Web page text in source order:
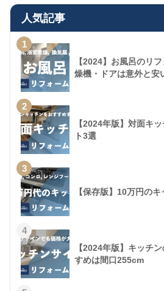
人気記事
1
【2024】お風呂のリ
燥機・ドアは意外と安
2
【2024年版】対面キ
ト3選
3
【保存版】10万円の
4
【2024年版】キッチ
すめは間口255cm